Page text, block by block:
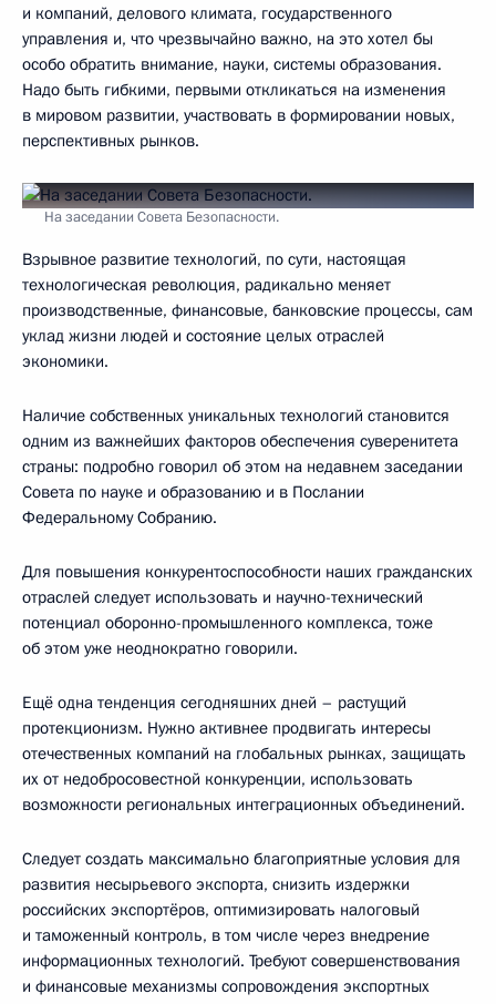
и компаний, делового климата, государственного
управления и, что чрезвычайно важно, на это хотел бы
особо обратить внимание, науки, системы образования.
Надо быть гибкими, первыми откликаться на изменения
в мировом развитии, участвовать в формировании новых,
перспективных рынков.
На заседании Совета Безопасности.
Взрывное развитие технологий, по сути, настоящая
технологическая революция, радикально меняет
производственные, финансовые, банковские процессы, сам
уклад жизни людей и состояние целых отраслей
экономики.
Наличие собственных уникальных технологий становится
одним из важнейших факторов обеспечения суверенитета
страны: подробно говорил об этом на недавнем заседании
Совета по науке и образованию и в Послании
Федеральному Собранию.
Для повышения конкурентоспособности наших гражданских
отраслей следует использовать и научно-технический
потенциал оборонно-промышленного комплекса, тоже
об этом уже неоднократно говорили.
Ещё одна тенденция сегодняшних дней – растущий
протекционизм. Нужно активнее продвигать интересы
отечественных компаний на глобальных рынках, защищать
их от недобросовестной конкуренции, использовать
возможности региональных интеграционных объединений.
Следует создать максимально благоприятные условия для
развития несырьевого экспорта, снизить издержки
российских экспортёров, оптимизировать налоговый
и таможенный контроль, в том числе через внедрение
информационных технологий. Требуют совершенствования
и финансовые механизмы сопровождения экспортных